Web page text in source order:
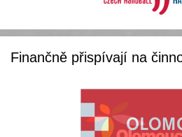
Finančně přispívají na